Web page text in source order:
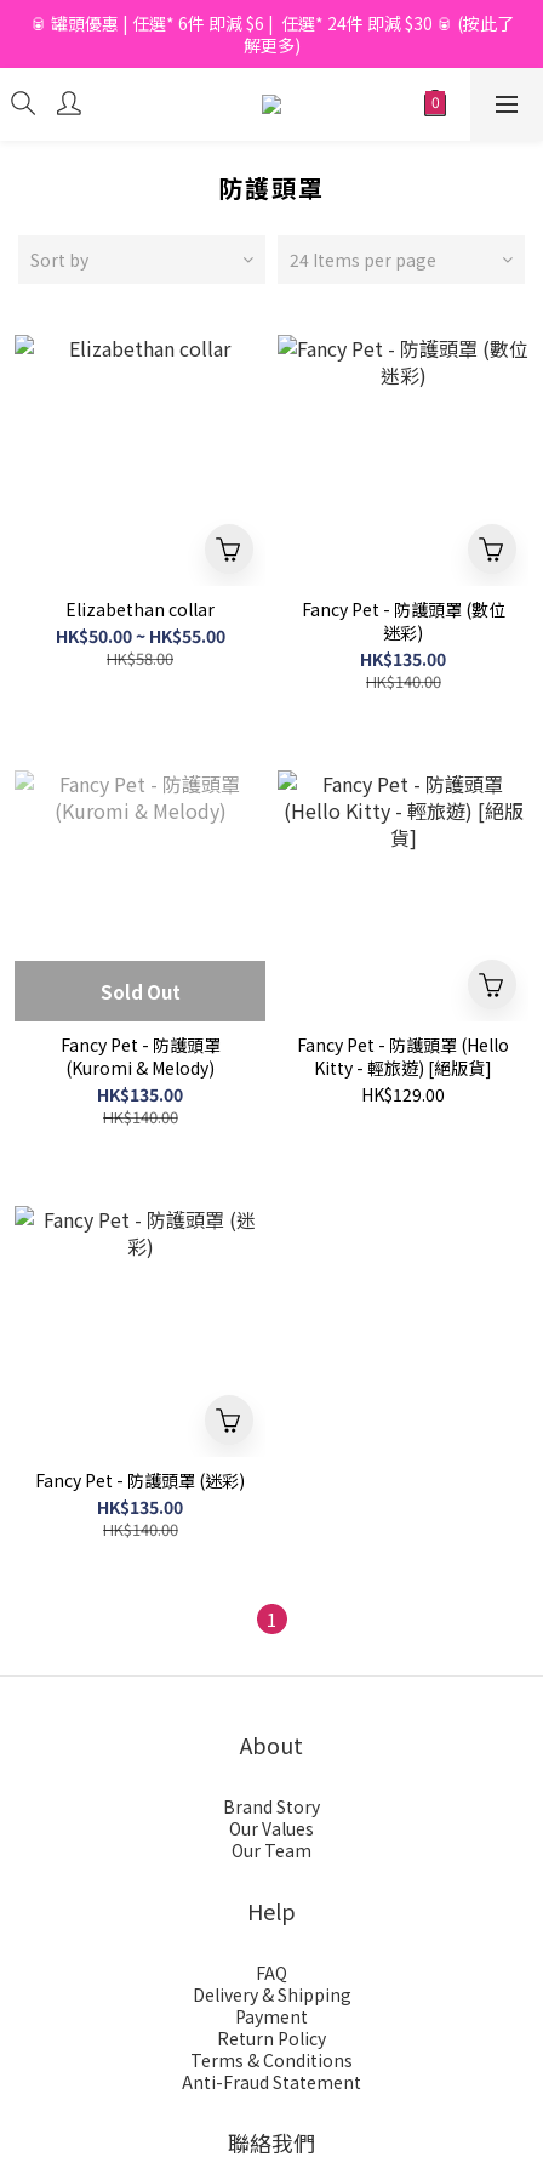
📦滿$150起免香港運費*  |  📦 滿$600起免澳門運費*
🥫 罐頭優惠 | 任選* 6件 即減 $6 |  任選* 24件 即減 $30 🥫 (按此了
解更多)
📦滿$150起免香港運費*  |  📦 滿$600起免澳門運費*
防護頭罩
Sort by 24 Items per page
Elizabethan collar
HK$50.00 ~ HK$55.00
HK$58.00
Fancy Pet - 防護頭罩 (數位
迷彩)
HK$135.00
HK$140.00
Sold Out
Fancy Pet - 防護頭罩
(Kuromi & Melody)
HK$135.00
HK$140.00
Fancy Pet - 防護頭罩 (Hello
Kitty - 輕旅遊) [絕版貨]
HK$129.00
Fancy Pet - 防護頭罩 (迷彩)
HK$135.00
HK$140.00
1
About
Brand Story
Our Values
Our Team
Help
FAQ
Delivery & Shipping
Payment
Return Policy
Terms & Conditions
Anti-Fraud Statement
聯絡我們